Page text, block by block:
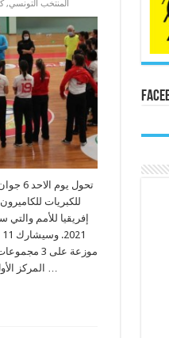
المنتخب التونسي,
تحول
موزعة على
المركز الأول والثاني من كل مجموعة وثاني …